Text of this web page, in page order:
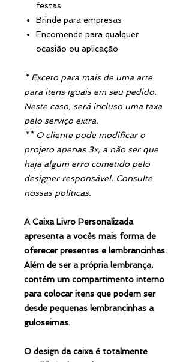
festas
Brinde para empresas
Encomende para qualquer
ocasião ou aplicação
* Exceto para mais de uma arte
para itens iguais em seu pedido.
Neste caso, será incluso uma taxa
pelo serviço extra.
** O cliente pode modificar o
projeto apenas 3x, a não ser que
haja algum erro cometido pelo
designer responsável. Consulte
nossas políticas.
A Caixa Livro Personalizada
apresenta a vocês mais forma de
oferecer presentes e lembrancinhas.
Além de ser a própria lembrança,
contém um compartimento interno
para colocar itens que podem ser
desde pequenas lembrancinhas a
guloseimas.
O design da caixa é totalmente